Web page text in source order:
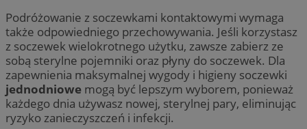
Podróżowanie z soczewkami kontaktowymi wymaga
także odpowiedniego przechowywania. Jeśli korzystasz
z soczewek wielokrotnego użytku, zawsze zabierz ze
sobą sterylne pojemniki oraz płyny do soczewek. Dla
zapewnienia maksymalnej wygody i higieny soczewki
jednodniowe mogą być lepszym wyborem, ponieważ
każdego dnia używasz nowej, sterylnej pary, eliminując
ryzyko zanieczyszczeń i infekcji.